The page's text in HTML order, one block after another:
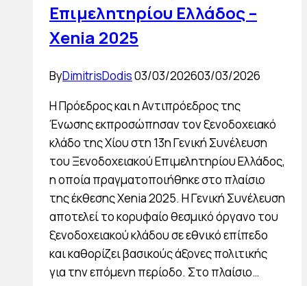
Επιμελητηρίου Ελλάδος –
Xenia 2025
ByDimitrisDodis03/03/202603/03/2026
Η Πρόεδρος και η Αντιπρόεδρος της
Ένωσης εκπροσώπησαν τον ξενοδοχειακό
κλάδο της Χίου στη 13η Γενική Συνέλευση
του Ξενοδοχειακού Επιμελητηρίου Ελλάδος,
η οποία πραγματοποιήθηκε στο πλαίσιο
της έκθεσης Xenia 2025. Η Γενική Συνέλευση
αποτελεί το κορυφαίο θεσμικό όργανο του
ξενοδοχειακού κλάδου σε εθνικό επίπεδο
και καθορίζει βασικούς άξονες πολιτικής
για την επόμενη περίοδο. Στο πλαίσιο…